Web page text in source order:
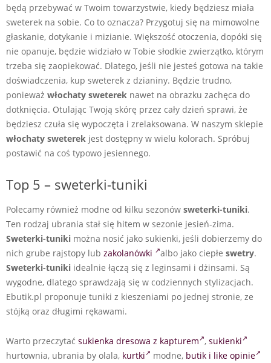
będą przebywać w Twoim towarzystwie, kiedy będziesz miała
sweterek na sobie. Co to oznacza? Przygotuj się na mimowolne
głaskanie, dotykanie i mizianie. Większość otoczenia, dopóki się
nie opanuje, będzie widziało w Tobie słodkie zwierzątko, którym
trzeba się zaopiekować. Dlatego, jeśli nie jesteś gotowa na takie
doświadczenia, kup sweterek z dzianiny. Będzie trudno,
ponieważ włochaty sweterek nawet na obrazku zachęca do
dotknięcia. Otulając Twoją skórę przez cały dzień sprawi, że
będziesz czuła się wypoczęta i zrelaksowana. W naszym sklepie
włochaty sweterek jest dostępny w wielu kolorach. Spróbuj
postawić na coś typowo jesiennego.
Top 5 – sweterki-tuniki
Polecamy również modne od kilku sezonów sweterki-tuniki.
Ten rodzaj ubrania stał się hitem w sezonie jesień-zima.
Sweterki-tuniki można nosić jako sukienki, jeśli dobierzemy do
nich grube rajstopy lub zakolanówki albo jako ciepłe swetry.
Sweterki-tuniki idealnie łączą się z leginsami i dżinsami. Są
wygodne, dlatego sprawdzają się w codziennych stylizacjach.
Ebutik.pl proponuje tuniki z kieszeniami po jednej stronie, ze
stójką oraz długimi rękawami.
Warto przeczytać sukienka dresowa z kapturem , sukienki
hurtownia, ubrania by olala, kurtki modne, butik i like opinie